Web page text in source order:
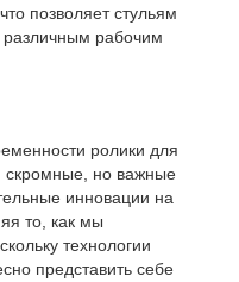
позволяет стульям
различным рабочим
ролики для
скромные, но важные
инновации на
то, как мы
технологии
представить себе